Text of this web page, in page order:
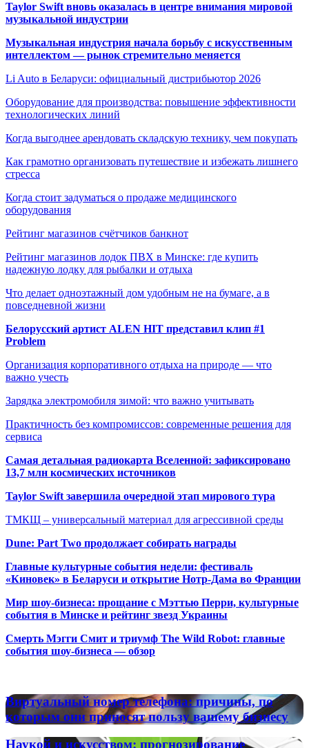
Taylor Swift вновь оказалась в центре внимания мировой
музыкальной индустрии
Музыкальная индустрия начала борьбу с искусственным
интеллектом — рынок стремительно меняется
Li Auto в Беларуси: официальный дистрибьютор 2026
Оборудование для производства: повышение эффективности
технологических линий
Когда выгоднее арендовать складскую технику, чем покупать
Как грамотно организовать путешествие и избежать лишнего
стресса
Когда стоит задуматься о продаже медицинского
оборудования
Рейтинг магазинов счётчиков банкнот
Рейтинг магазинов лодок ПВХ в Минске: где купить
надежную лодку для рыбалки и отдыха
Что делает одноэтажный дом удобным не на бумаге, а в
повседневной жизни
Белорусский артист ALEN HIT представил клип #1
Problem
Организация корпоративного отдыха на природе — что
важно учесть
Зарядка электромобиля зимой: что важно учитывать
Практичность без компромиссов: современные решения для
сервиса
Самая детальная радиокарта Вселенной: зафиксировано
13,7 млн космических источников
Taylor Swift завершила очередной этап мирового тура
ТМКЩ – универсальный материал для агрессивной среды
Dune: Part Two продолжает собирать награды
Главные культурные события недели: фестиваль
«Киновек» в Беларуси и открытие Нотр-Дама во Франции
Мир шоу-бизнеса: прощание с Мэттью Перри, культурные
события в Минске и рейтинг звезд Украины
Смерть Мэгги Смит и триумф The Wild Robot: главные
события шоу-бизнеса — обзор
Виртуальный
номер
телефона:
причины,
Виртуальный номер телефона: причины, по
которым они приносят пользу вашему бизнесу
Наукой
Наукой и искусством: прогнозирование